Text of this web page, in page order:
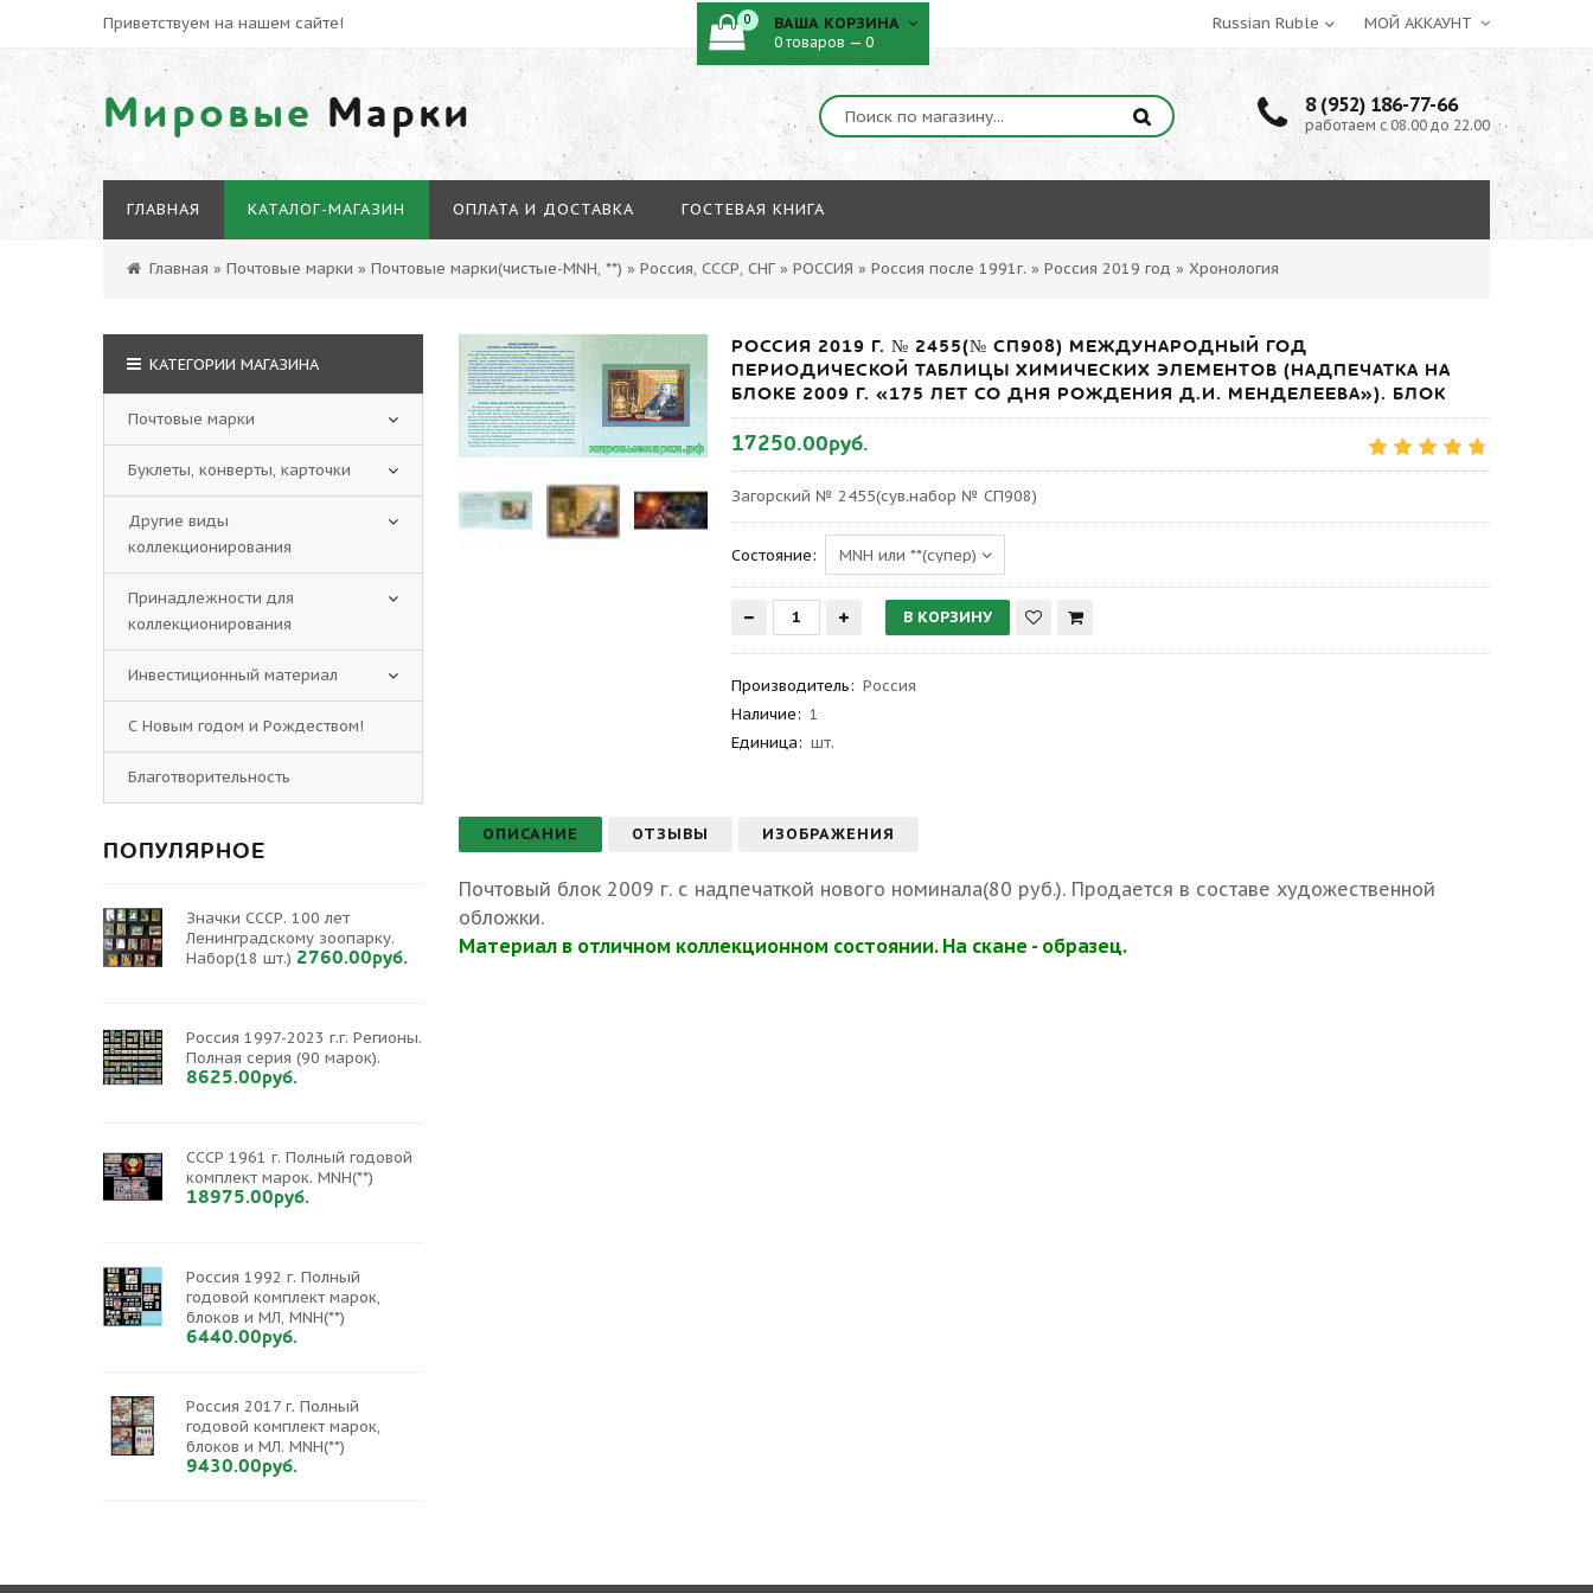
Приветствуем на нашем сайте! МОЙ АККАУНТ
Мировые Марки 8 (952) 186-77-66
работаем с 08.00 до 22.00
0 ВАША КОРЗИНА
0 товаров — 0
ГЛАВНАЯ КАТАЛОГ-МАГАЗИН ОПЛАТА И ДОСТАВКА ГОСТЕВАЯ КНИГА
Главная » Почтовые марки » Почтовые марки(чистые-MNH, **) » Россия, СССР, СНГ » РОССИЯ » Россия после 1991г. » Россия 2019 год » Хронология
РОССИЯ 2019 Г. № 2455(№ СП908) МЕЖДУНАРОДНЫЙ ГОД
ПЕРИОДИЧЕСКОЙ ТАБЛИЦЫ ХИМИЧЕСКИХ ЭЛЕМЕНТОВ (НАДПЕЧАТКА НА
БЛОКЕ 2009 Г. «175 ЛЕТ СО ДНЯ РОЖДЕНИЯ Д.И. МЕНДЕЛЕЕВА»). БЛОК
17250.00руб.
Загорский № 2455(сув.набор № СП908)
Состояние:
Производитель: Россия
Наличие: 1
Единица: шт.
ОПИСАНИЕ ОТЗЫВЫ ИЗОБРАЖЕНИЯ
Почтовый блок 2009 г. с надпечаткой нового номинала(80 руб.). Продается в составе художественной
обложки.
Материал в отличном коллекционном состоянии. На скане - образец.
КАТЕГОРИИ МАГАЗИНА
Почтовые марки
Буклеты, конверты, карточки
Другие виды
коллекционирования
Принадлежности для
коллекционирования
Инвестиционный материал
С Новым годом и Рождеством!
Благотворительность
ПОПУЛЯРНОЕ
Значки СССР. 100 лет
Ленинградскому зоопарку.
Набор(18 шт.) 2760.00руб.
Россия 1997-2023 г.г. Регионы.
Полная серия (90 марок).
8625.00руб.
СССР 1961 г. Полный годовой
комплект марок. MNH(**)
18975.00руб.
Россия 1992 г. Полный
годовой комплект марок,
блоков и МЛ, MNH(**)
6440.00руб.
Россия 2017 г. Полный
годовой комплект марок,
блоков и МЛ. MNH(**)
9430.00руб.